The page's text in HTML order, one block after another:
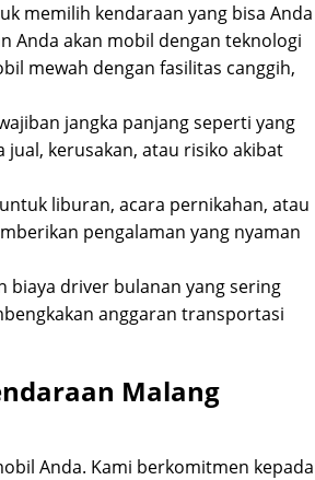
memilih kendaraan yang bisa Anda
Anda akan mobil dengan teknologi
mewah dengan fasilitas canggih,
jangka panjang seperti yang
kerusakan, atau risiko akibat
liburan, acara pernikahan, atau
pengalaman yang nyaman
biaya driver bulanan yang sering
anggaran transportasi
Malang
Anda. Kami berkomitmen kepada